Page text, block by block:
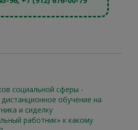
социальной сферы -
обучение на
и сиделку
работник» к какому